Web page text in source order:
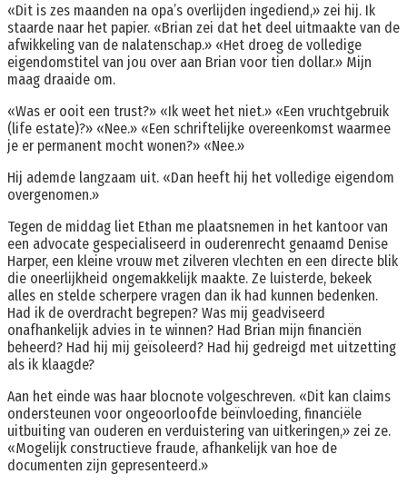
«Dit is zes maanden na opa’s overlijden ingediend,» zei hij. Ik
staarde naar het papier. «Brian zei dat het deel uitmaakte van de
afwikkeling van de nalatenschap.» «Het droeg de volledige
eigendomstitel van jou over aan Brian voor tien dollar.» Mijn
maag draaide om.
«Was er ooit een trust?» «Ik weet het niet.» «Een vruchtgebruik
(life estate)?» «Nee.» «Een schriftelijke overeenkomst waarmee
je er permanent mocht wonen?» «Nee.»
Hij ademde langzaam uit. «Dan heeft hij het volledige eigendom
overgenomen.»
Tegen de middag liet Ethan me plaatsnemen in het kantoor van
een advocate gespecialiseerd in ouderenrecht genaamd Denise
Harper, een kleine vrouw met zilveren vlechten en een directe blik
die oneerlijkheid ongemakkelijk maakte. Ze luisterde, bekeek
alles en stelde scherpere vragen dan ik had kunnen bedenken.
Had ik de overdracht begrepen? Was mij geadviseerd
onafhankelijk advies in te winnen? Had Brian mijn financiën
beheerd? Had hij mij geïsoleerd? Had hij gedreigd met uitzetting
als ik klaagde?
Aan het einde was haar blocnote volgeschreven. «Dit kan claims
ondersteunen voor ongeoorloofde beïnvloeding, financiële
uitbuiting van ouderen en verduistering van uitkeringen,» zei ze.
«Mogelijk constructieve fraude, afhankelijk van hoe de
documenten zijn gepresenteerd.»